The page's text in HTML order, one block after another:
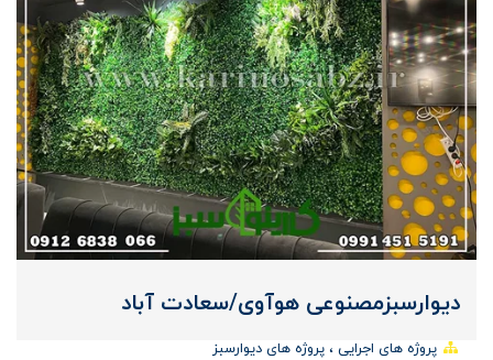
دیوارسبزمصنوعی هوآوی/سعادت آباد
پروژه های اجرایی پروژه های دیوارسبز